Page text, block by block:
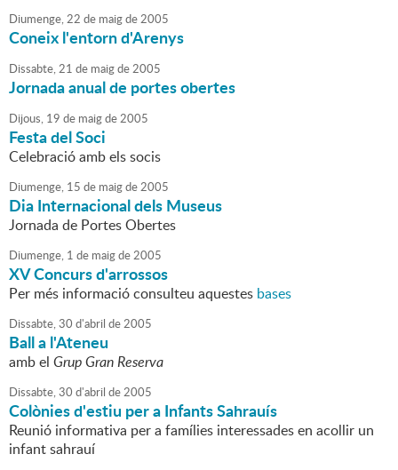
Diumenge,22 de maigde2005
Coneix l'entorn d'Arenys
Dissabte,21 de maigde2005
Jornada anual de portes obertes
Dijous, 19 de maigde2005
Festa del Soci
Celebració amb els socis
Diumenge, 15 de maigde2005
Dia Internacional dels Museus
Jornada de Portes Obertes
Diumenge, 1 de maigde2005
XV Concurs d'arrossos
Per més informació consulteu aquestes bases
Dissabte,30 d'abril de2005
Ball a l'Ateneu
amb el Grup Gran Reserva
Dissabte,30 d'abril de2005
Colònies d'estiu per a Infants Sahrauís
Reunió informativa per a famílies interessades en acollir un
infant sahrauí